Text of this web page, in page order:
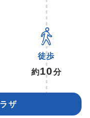
徒歩
約10分
ザ